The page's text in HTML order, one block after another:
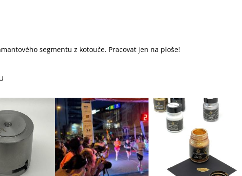
segmentu z kotouče. Pracovat jen na ploše!